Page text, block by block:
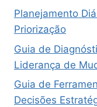
Planejamento
Priorização
Guia de
Liderança de
Guia de
Decisões